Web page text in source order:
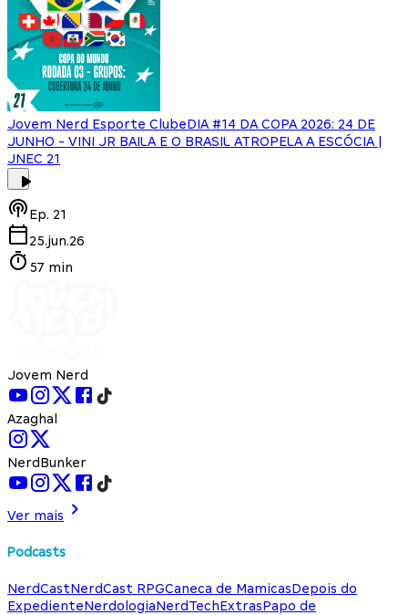
Jovem Nerd Esporte ClubeDIA #14 DA COPA 2026: 24 DE
JUNHO - VINI JR BAILA E O BRASIL ATROPELA A ESCÓCIA |
JNEC 21
Ep. 21
25.jun.26
57 min
Jovem Nerd
Azaghal
NerdBunker
Ver mais
Podcasts
NerdCastNerdCast RPGCaneca de MamicasDepois do
ExpedienteNerdologiaNerdTechExtrasPapo de